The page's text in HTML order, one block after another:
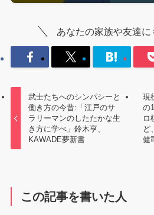
あなたの家族や友達に
武士たちへのシンパシーと
働き方の今昔:「江戸のサ
ラリーマンのしたたかな生
き方に学べ」鈴木亨、
KAWADE夢新書
現
の
ロ
ど
健
この記事を書いた人